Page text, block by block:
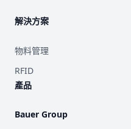
解決方案
物料管理
RFID
產品
Bauer Group